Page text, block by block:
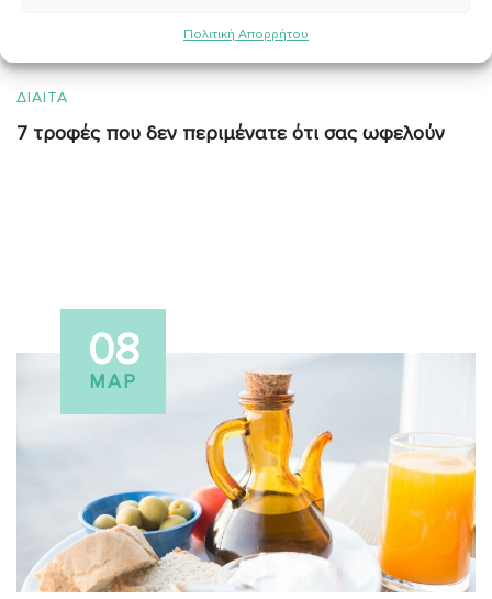
Πολιτική Απορρήτου
ΔΙΑΙΤΑ
7 τροφές που δεν περιμένατε ότι σας ωφελούν
08
ΜΑΡ